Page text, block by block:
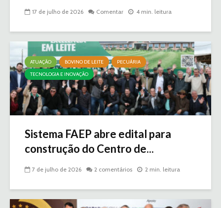
17 de julho de 2026 Comentar 4 min. leitura
ATUAÇÃO BOVINO DE LEITE
PECUÁRIA
TECNOLOGIA E INOVAÇÃO
Sistema FAEP abre edital para
construção do Centro de...
7 de julho de 2026 2 comentários 2 min. leitura